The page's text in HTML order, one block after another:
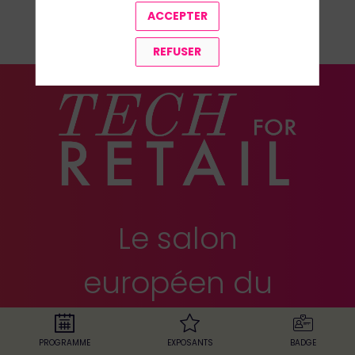
TOUS LES REPLAYS
Le salon
européen du
retail
PROGRAMME EXPOSANTS BADGE
ACCEPTER
REFUSER